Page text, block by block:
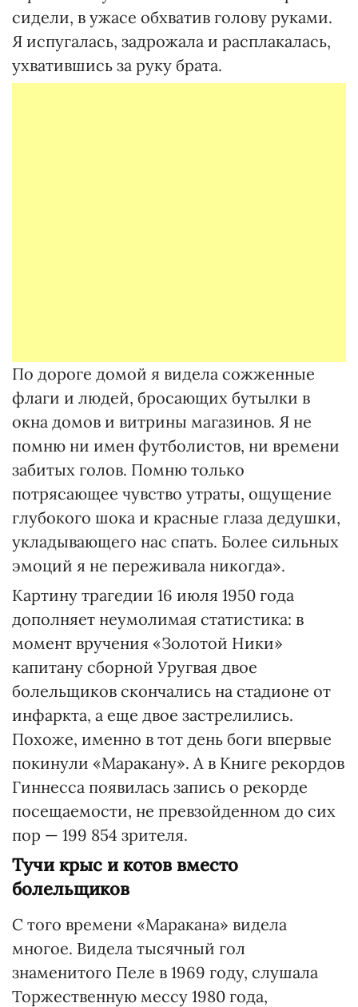
сидели, в ужасе обхватив голову руками.
Я испугалась, задрожала и расплакалась,
ухватившись за руку брата.
По дороге домой я видела сожженные
флаги и людей, бросающих бутылки в
окна домов и витрины магазинов. Я не
помню ни имен футболистов, ни времени
забитых голов. Помню только
потрясающее чувство утраты, ощущение
глубокого шока и красные глаза дедушки,
укладывающего нас спать. Более сильных
эмоций я не переживала никогда».
Картину трагедии 16 июля 1950 года
дополняет неумолимая статистика: в
момент вручения «Золотой Ники»
капитану сборной Уругвая двое
болельщиков скончались на стадионе от
инфаркта, а еще двое застрелились.
Похоже, именно в тот день боги впервые
покинули «Маракану». А в Книге рекордов
Гиннесса появилась запись о рекорде
посещаемости, не превзойденном до сих
пор — 199 854 зрителя.
Тучи крыс и котов вместо
болельщиков
С того времени «Маракана» видела
многое. Видела тысячный гол
знаменитого Пеле в 1969 году, слушала
Торжественную мессу 1980 года,